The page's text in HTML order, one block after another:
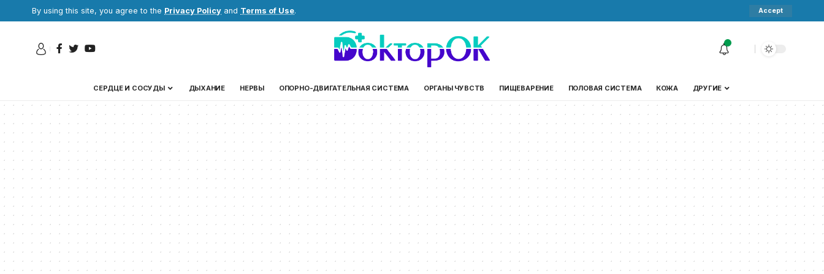
By using this site, you agree to the Privacy Policy and Terms of Use. Accept
СЕРДЦЕ И СОСУДЫ ДЫХАНИЕ НЕРВЫ ОПОРНО-ДВИГАТЕЛЬНАЯ СИСТЕМА ОРГАНЫ ЧУВСТВ ПИЩЕВАРЕНИЕ ПОЛОВАЯ СИСТЕМА КОЖА ДРУГИЕ